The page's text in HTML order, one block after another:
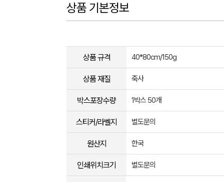
상품 기본정보
상품 규격 40*80cm/150g
상품 재질 죽사
박스포장수량 1박스 50개
스티커/라벨지 별도문의
원산지 한국
인쇄위치크기 별도문의